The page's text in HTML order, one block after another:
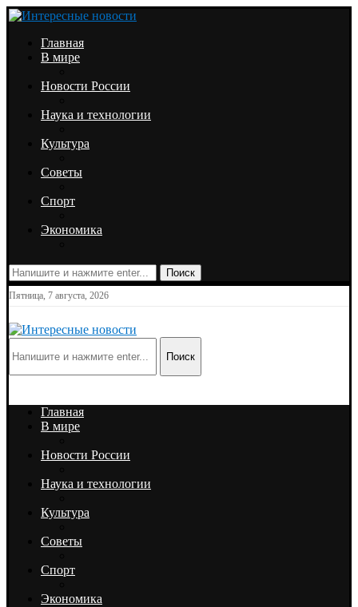
Главная
В мире
Новости России
Наука и технологии
Культура
Советы
Спорт
Экономика
Поиск
Пятница, 7 августа, 2026
Поиск
Главная
В мире
Новости России
Наука и технологии
Культура
Советы
Спорт
Экономика